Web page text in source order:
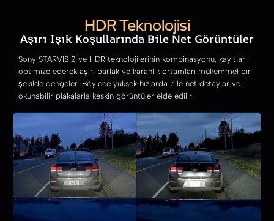
HDR Teknolojisi
Aşırı Işık Koşullarında Bile Net Görüntüler
Sony STARVIS 2 ve HDR teknolojilerinin kombinasyonu, kayıtları
optimize ederek aşırı parlak ve karanlık ortamları mükemmel bir
şekilde dengeler. Böylece yüksek hızlarda bile net detaylar ve
okunabilir plakalarla keskin görüntüler elde edilir.